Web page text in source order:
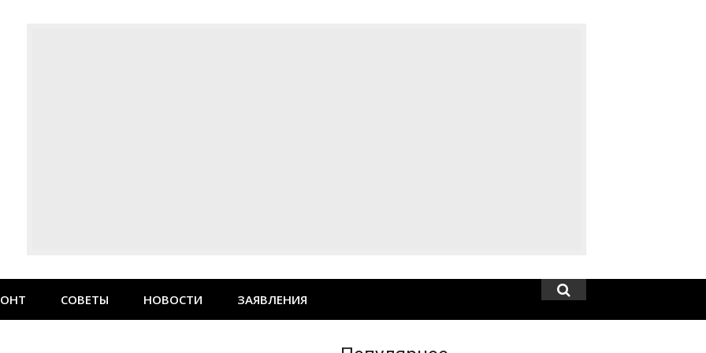
СОВЕТЫ НОВОСТИ ЗАЯВЛЕНИЯ